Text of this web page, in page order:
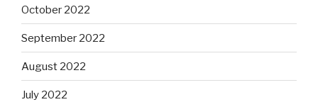
October 2022
September 2022
August 2022
July 2022